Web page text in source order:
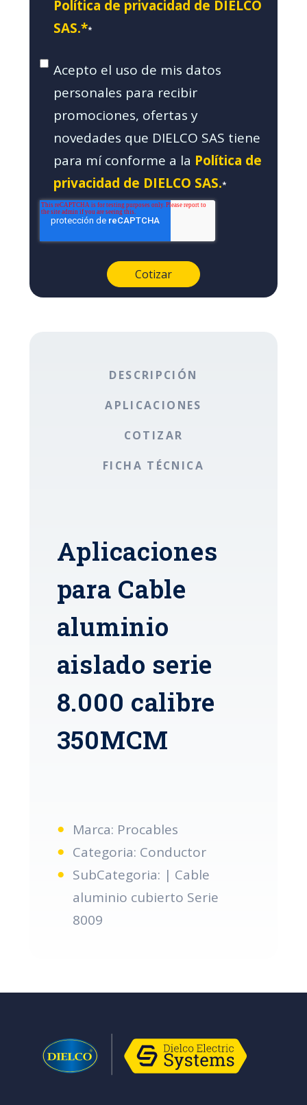
Política de privacidad de DIELCO
SAS.**
Acepto el uso de mis datos
personales para recibir
promociones, ofertas y
novedades que DIELCO SAS tiene
para mí conforme a la Política de
privacidad de DIELCO SAS.*
DESCRIPCIÓN
APLICACIONES
COTIZAR
FICHA TÉCNICA
Aplicaciones
para Cable
aluminio
aislado serie
8.000 calibre
350MCM
Marca: Procables
Categoria: Conductor
SubCategoria: | Cable
aluminio cubierto Serie
8009